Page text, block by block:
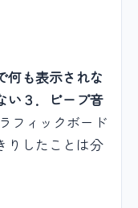
何も表示されな
い３．ビープ音
フィックボード
りしたことは分